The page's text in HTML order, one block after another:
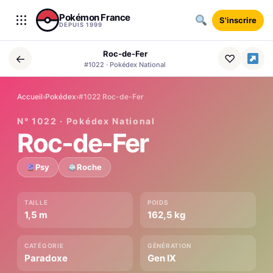
Aller au contenu
Pokémon France
DEPUIS 1999 S'inscrire
← Roc-de-Fer
#1022 · Pokédex National ♡
Accueil›Pokédex›#1022 Roc-de-Fer
N° 1022 · Pokédex National
Roc-de-Fer
Psy Roche
TAILLE
1,5 m
POIDS
162,5 kg
CATÉGORIE
Paradoxe
GÉNÉRATION
Gen IX